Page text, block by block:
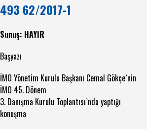
493 62/2017-1
Sunuş: HAYIR
Başyazı
İMO Yönetim Kurulu Başkanı Cemal Gökçe`nin
İMO 45. Dönem
3. Danışma Kurulu Toplantısı`nda yaptığı
konuşma